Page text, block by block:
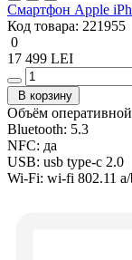
Смартфон Apple
Код товара: 221955
0
17 499 LEI
В корзину
Объём
Bluetooth: 5.3
NFC: да
USB: usb type-c 2.0
Wi-Fi: wi-fi 802.11